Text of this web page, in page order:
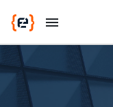
menu